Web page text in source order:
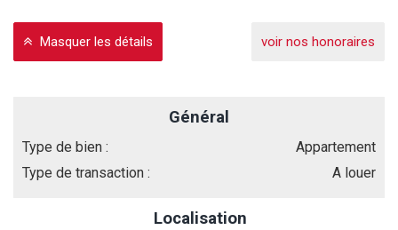
Masquer les détails voir nos honoraires
Général
Type de bien :
Appartement
Type de transaction :
A louer
Localisation